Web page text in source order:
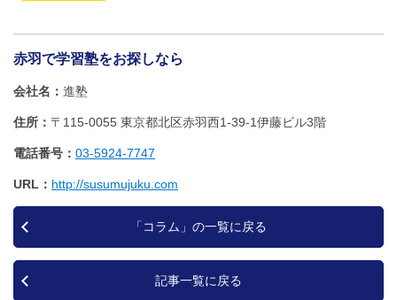
赤羽で学習塾をお探しなら
会社名 進塾
住所 〒115-0055 東京都北区赤羽西1‐39‐1伊藤ビル3階
電話番号 03-5924-7747
URL http://susumujuku.com
「コラム」の一覧に戻る
記事一覧に戻る